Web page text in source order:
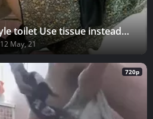
28104495 Japanese style toilet Use tissue instead of napkin, etc. 21 people in their 20s to 50s
12 May, 21
720p